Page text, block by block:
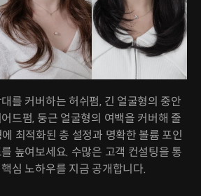
를 커버하는 허쉬펌, 긴 얼굴형의 중안
드펌, 둥근 얼굴형의 여백을 커버해 줄
최적화된 층 설정과 명확한 볼륨 포인
높여보세요. 수많은 고객 컨설팅을 통
심 노하우를 지금 공개합니다.